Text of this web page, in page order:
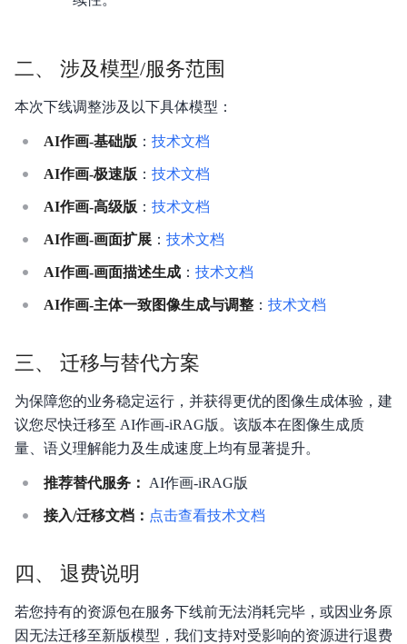
二、 涉及模型/服务范围
本次下线调整涉及以下具体模型：
AI作画-基础版 ： 技术文档
AI作画-极速版 ： 技术文档
AI作画-高级版 ： 技术文档
AI作画-画面扩展 ： 技术文档
AI作画-画面描述生成 ： 技术文档
AI作画-主体一致图像生成与调整 ： 技术文档
三、 迁移与替代方案
为保障您的业务稳定运行，并获得更优的图像生成体验，建
议您尽快迁移至 AI作画-iRAG版。该版本在图像生成质
量、语义理解能力及生成速度上均有显著提升。
推荐替代服务： AI作画-iRAG版
接入/迁移文档： 点击查看技术文档
四、 退费说明
若您持有的资源包在服务下线前无法消耗完毕，或因业务原
因无法迁移至新版模型，我们支持对受影响的资源进行退费